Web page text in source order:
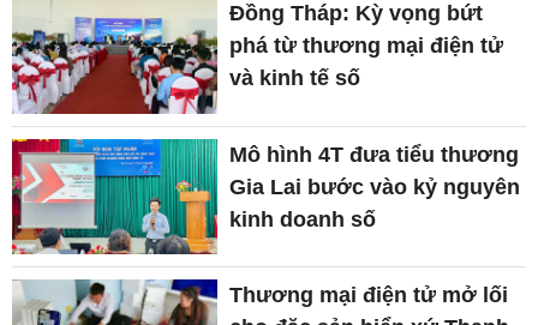
Đồng Tháp: Kỳ vọng bứt
phá từ thương mại điện tử
và kinh tế số
Mô hình 4T đưa tiểu thương
Gia Lai bước vào kỷ nguyên
kinh doanh số
Thương mại điện tử mở lối